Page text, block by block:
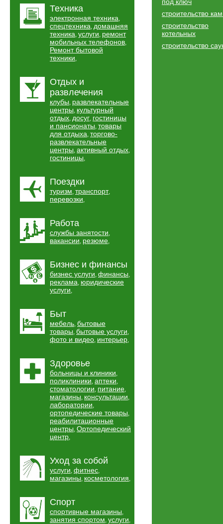
Техника
электронная техника,
спецтехника, домашняя
техника, услуги, ремонт
мобильных телефонов,
Ремонт бытовой
техники,
Отдых и
развлечения
клубы, развлекательные
центры, культурный
отдых, досуг, гостиницы
и пансионаты, товары
для отдыха, торгово-
развлекательные
центры, активный отдых,
гостиницы,
Поездки
туризм, транспорт,
перевозки,
Работа
службы занятости,
вакансии, резюме,
Бизнес и финансы
бизнес услуги, финансы,
реклама, юридические
услуги,
Быт
мебель, бытовые
товары, бытовые услуги,
фото и видео, интерьер,
Здоровье
больницы и клиники,
поликлиники, аптеки,
стоматологии, питание,
магазины, консультации,
лаборатории,
ортопедические товары,
реабилитационные
центры, Ортопедический
центр,
Уход за собой
услуги, фитнес,
магазины, косметология,
Спорт
спортивные магазины,
занятия спортом, услуги,
строительство
строительство
котельных
строительство